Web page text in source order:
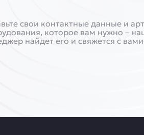
свои контактные данные и
которое вам нужно –
найдет его и свяжется с